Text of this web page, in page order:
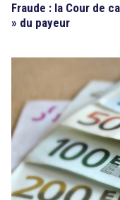
Fraude : la Cour de
» du payeur